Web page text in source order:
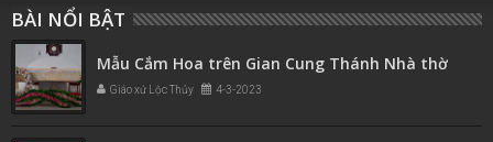
BÀI NỔI BẬT
Mẫu Cắm Hoa trên Gian Cung Thánh Nhà thờ
Giáo xứ Lộc Thủy 4-3-2023